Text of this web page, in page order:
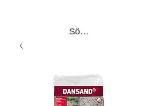
Sök produkter